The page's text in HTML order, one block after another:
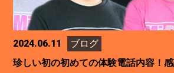
2024.06.11
ブログ
珍しい初の初めての体験電話内容！感